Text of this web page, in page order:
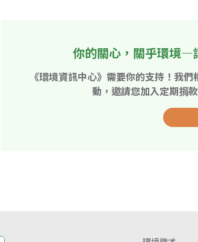
你的關心，關乎環境—
《環境資訊中心》需要你的支持！我
動，邀請您加入定期捐